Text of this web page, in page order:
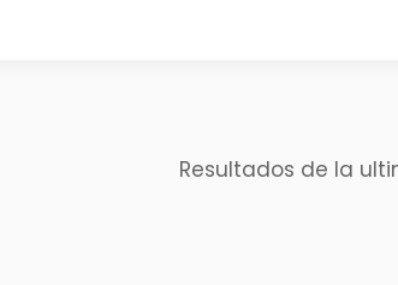
Resultados de la